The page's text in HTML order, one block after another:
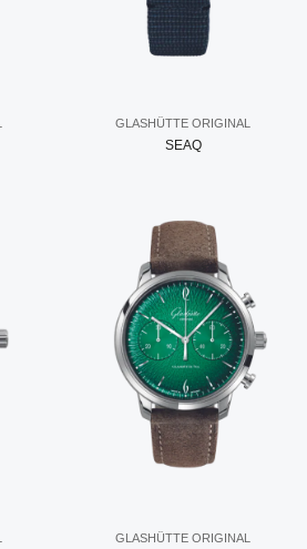
GLASHÜTTE ORIGINAL
SEAQ
GLASHÜTTE ORIGINAL